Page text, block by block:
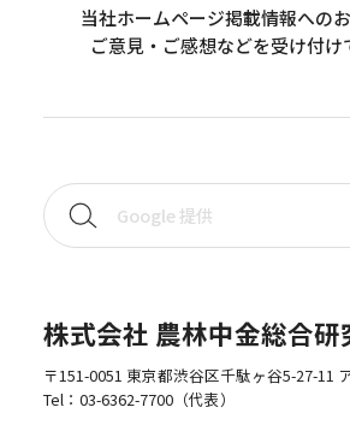
当社ホームページ掲載情報への
ご意見・ご感想などを受け付け
株式会社 農林中金総合研
〒151-0051 東京都渋谷区千駄ヶ谷5-27-11
Tel： 03-6362-7700（代表）